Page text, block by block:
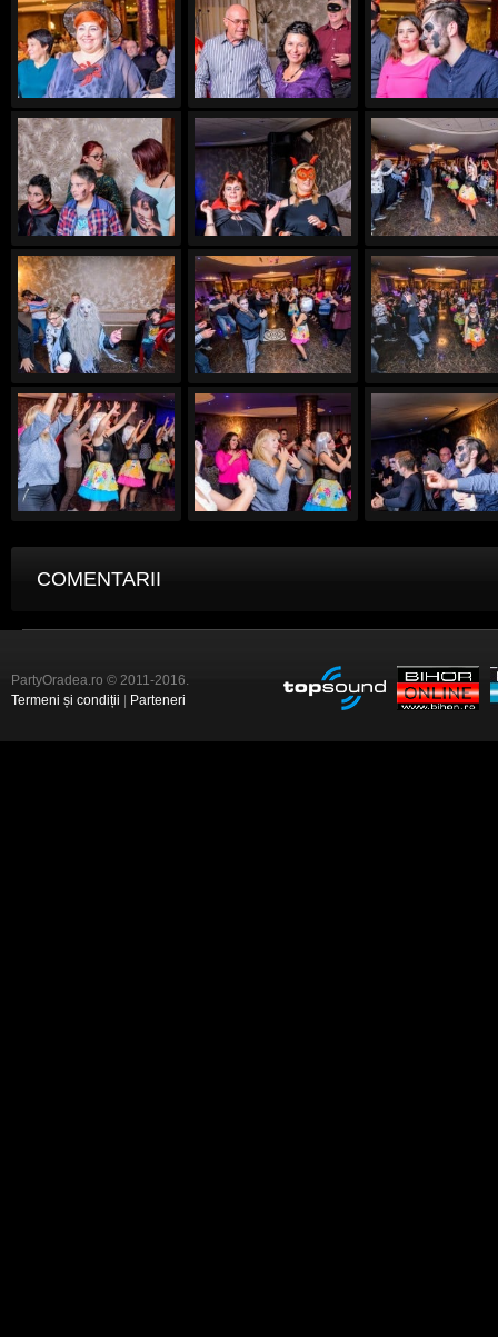
COMENTARII
PartyOradea.ro © 2011-2016.
Termeni și condiții
Parteneri